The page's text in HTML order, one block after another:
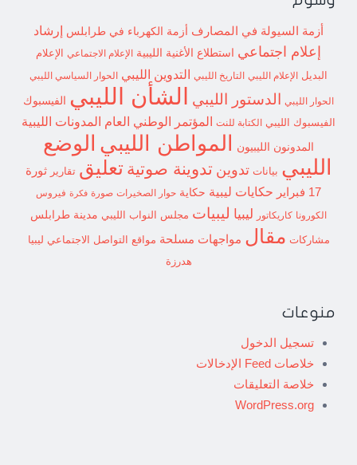
أزمة السيولة في المصارف أزمة الكهرباء في طرابلس إرشاد
إعلام اجتماعي استطلاع الأغنية الليبية الإعلام الاجتماعي
الإعلام
البديل الإعلام الليبي التاريخ الليبي التدوين الليبي الحوار السياسي الليبي
الحوار الليبي الدستور الليبي الشأن الليبي الفيسبوك
الفيسبوك الليبي الكتابة للنت المؤتمر الوطني العام المدونات الليبية
المدونون الليبيون المواطن الليبي الوضع
الليبي بيانات تدوين تدوينة صوتية تعليق تقارير
ثورة
17 فبراير
حكايات ليبية حكاية حوار الصخيرات صورة فكرة فيروس
الكورونا كاريكاتور ليبيا ليبيات مجلس النواب الليبي مدينة طرابلس
مشاركات مقال مواجهات مسلحة مواقع التواصل الاجتماعي ليبيا
هدرزة
منوعات
تسجيل الدخول
خلاصات Feed الإدخالات
خلاصة التعليقات
WordPress.org